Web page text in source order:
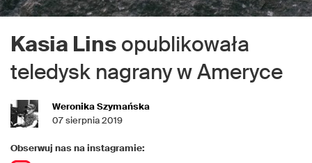
Kasia Lins opublikowała
teledysk nagrany w Ameryce
Weronika Szymańska
07 sierpnia 2019
Obserwuj nas na instagramie: